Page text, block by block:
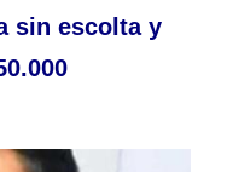
sin escolta y